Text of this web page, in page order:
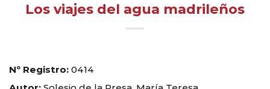
Los viajes del agua madrileños
Nº Registro: 0414